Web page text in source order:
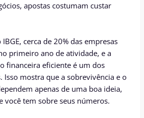
apostas costumam custar
cerca de 20% das empresas
primeiro ano de atividade, e a
financeira eficiente é um dos
Isso mostra que a sobrevivência e o
apenas de uma boa ideia,
você tem sobre seus números.